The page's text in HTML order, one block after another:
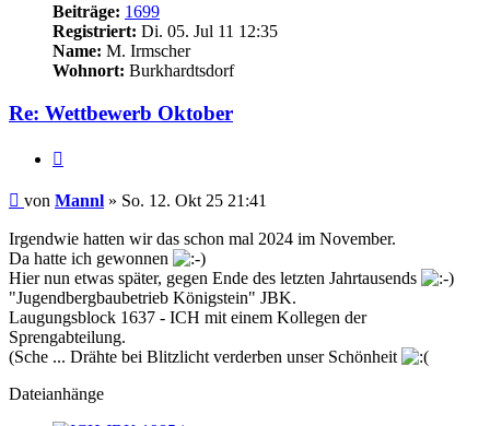
Beiträge: 1699
Registriert: Di. 05. Jul 11 12:35
Name: M. Irmscher
Wohnort: Burkhardtsdorf
Re: Wettbewerb Oktober
Beitrag
von Mannl » So. 12. Okt 25 21:41
Irgendwie hatten wir das schon mal 2024 im November.
Da hatte ich gewonnen
Hier nun etwas später, gegen Ende des letzten Jahrtausends
"Jugendbergbaubetrieb Königstein" JBK.
Laugungsblock 1637 - ICH mit einem Kollegen der
Sprengabteilung.
(Sche ... Drähte bei Blitzlicht verderben unser Schönheit
Dateianhänge